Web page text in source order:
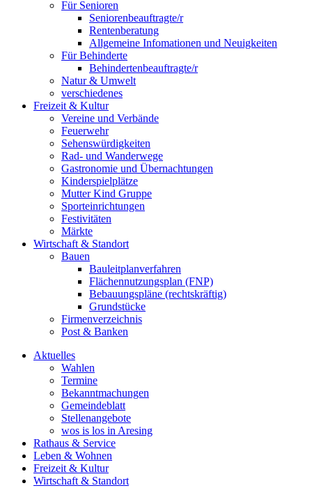
Für Senioren
Seniorenbeauftragte/r
Rentenberatung
Allgemeine Infomationen und Neuigkeiten
Für Behinderte
Behindertenbeauftragte/r
Natur & Umwelt
verschiedenes
Freizeit & Kultur
Vereine und Verbände
Feuerwehr
Sehenswürdigkeiten
Rad- und Wanderwege
Gastronomie und Übernachtungen
Kinderspielplätze
Mutter Kind Gruppe
Sporteinrichtungen
Festivitäten
Märkte
Wirtschaft & Standort
Bauen
Bauleitplanverfahren
Flächennutzungsplan (FNP)
Bebauungspläne (rechtskräftig)
Grundstücke
Firmenverzeichnis
Post & Banken
Aktuelles
Wahlen
Termine
Bekanntmachungen
Gemeindeblatt
Stellenangebote
wos is los in Aresing
Rathaus & Service
Leben & Wohnen
Freizeit & Kultur
Wirtschaft & Standort